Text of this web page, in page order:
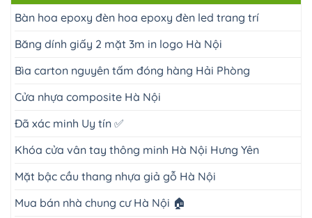
Bàn hoa epoxy đèn hoa epoxy đèn led trang trí
Băng dính giấy 2 mặt 3m in logo Hà Nội
Bìa carton nguyên tấm đóng hàng Hải Phòng
Cửa nhựa composite Hà Nội
Đã xác minh Uy tín ✅
Khóa cửa vân tay thông minh Hà Nội Hưng Yên
Mặt bậc cầu thang nhựa giả gỗ Hà Nội
Mua bán nhà chung cư Hà Nội 🏠